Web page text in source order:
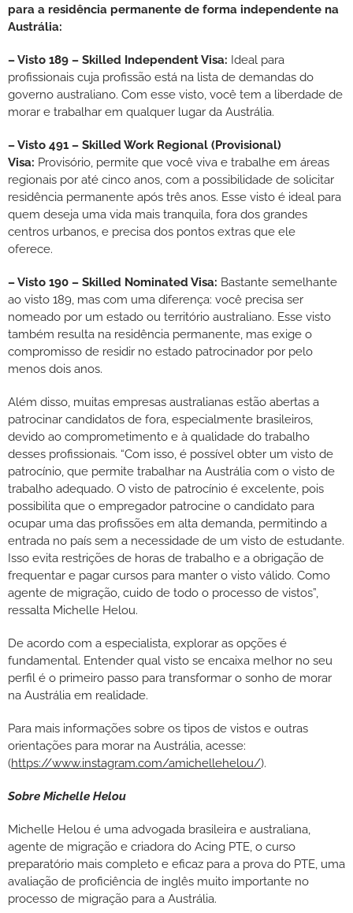
para a residência permanente de forma independente na
Austrália:
– Visto 189 – Skilled Independent Visa: Ideal para
profissionais cuja profissão está na lista de demandas do
governo australiano. Com esse visto, você tem a liberdade de
morar e trabalhar em qualquer lugar da Austrália.
– Visto 491 – Skilled Work Regional (Provisional)
Visa: Provisório, permite que você viva e trabalhe em áreas
regionais por até cinco anos, com a possibilidade de solicitar
residência permanente após três anos. Esse visto é ideal para
quem deseja uma vida mais tranquila, fora dos grandes
centros urbanos, e precisa dos pontos extras que ele
oferece.
– Visto 190 – Skilled Nominated Visa: Bastante semelhante
ao visto 189, mas com uma diferença: você precisa ser
nomeado por um estado ou território australiano. Esse visto
também resulta na residência permanente, mas exige o
compromisso de residir no estado patrocinador por pelo
menos dois anos.
Além disso, muitas empresas australianas estão abertas a
patrocinar candidatos de fora, especialmente brasileiros,
devido ao comprometimento e à qualidade do trabalho
desses profissionais. “Com isso, é possível obter um visto de
patrocínio, que permite trabalhar na Austrália com o visto de
trabalho adequado. O visto de patrocínio é excelente, pois
possibilita que o empregador patrocine o candidato para
ocupar uma das profissões em alta demanda, permitindo a
entrada no país sem a necessidade de um visto de estudante.
Isso evita restrições de horas de trabalho e a obrigação de
frequentar e pagar cursos para manter o visto válido. Como
agente de migração, cuido de todo o processo de vistos”,
ressalta Michelle Helou.
De acordo com a especialista, explorar as opções é
fundamental. Entender qual visto se encaixa melhor no seu
perfil é o primeiro passo para transformar o sonho de morar
na Austrália em realidade.
Para mais informações sobre os tipos de vistos e outras
orientações para morar na Austrália, acesse:
(https://www.instagram.com/amichellehelou/).
Sobre Michelle Helou
Michelle Helou é uma advogada brasileira e australiana,
agente de migração e criadora do Acing PTE, o curso
preparatório mais completo e eficaz para a prova do PTE, uma
avaliação de proficiência de inglês muito importante no
processo de migração para a Austrália.